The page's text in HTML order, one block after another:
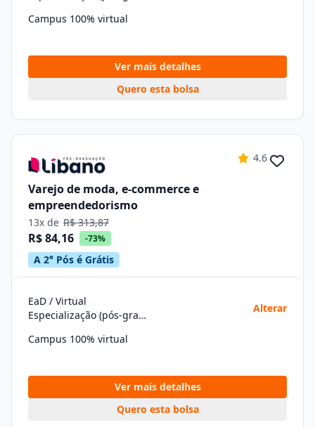
Campus 100% virtual
Ver mais detalhes
Quero esta bolsa
4.6
Varejo de moda, e-commerce e
empreendedorismo
13x de R$ 313,87
R$ 84,16 -73%
A 2° Pós é Grátis
EaD / Virtual
Especialização (pós-graduação)
Alterar
Campus 100% virtual
Ver mais detalhes
Quero esta bolsa